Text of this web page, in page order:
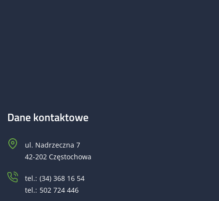
Dane kontaktowe
ul. Nadrzeczna 7
42-202 Częstochowa
tel.: (34) 368 16 54
tel.: 502 724 446